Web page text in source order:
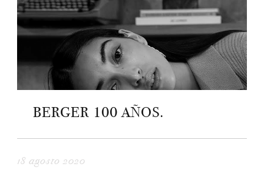
BERGER 100 AÑOS.
18 agosto 2020